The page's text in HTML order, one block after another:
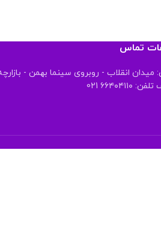
تماس
میدان انقلاب - روبروی سینما بهمن -
021